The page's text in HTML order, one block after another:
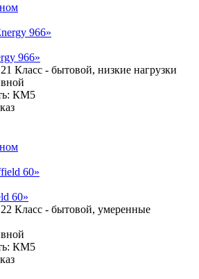
966»
21 Класс - бытовой, низкие нагрузки
КМ5
60»
22 Класс - бытовой, умеренные
КМ5